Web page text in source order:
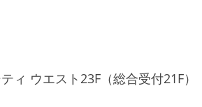
ィ ウエスト23F（総合受付21F）